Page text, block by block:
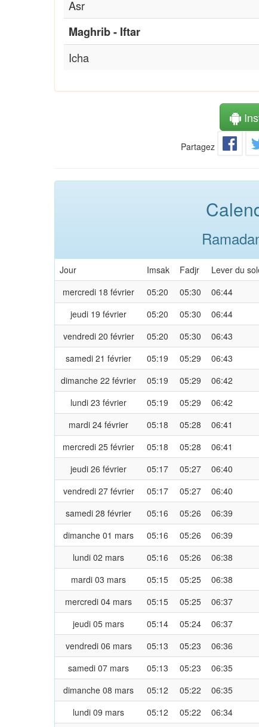
Asr
Maghrib - Iftar
Icha
Partagez
Jour Imsak Fadjr Lever du
mercredi 18 février
05:20 05:30 06:44
jeudi 19 février
05:20 05:30 06:44
vendredi 20 février
05:20 05:30 06:43
samedi 21 février
05:19 05:29 06:43
dimanche 22 février
05:19 05:29 06:42
lundi 23 février
05:19 05:29 06:42
mardi 24 février
05:18 05:28 06:41
mercredi 25 février
05:18 05:28 06:41
jeudi 26 février
05:17 05:27 06:40
vendredi 27 février
05:17 05:27 06:40
samedi 28 février
05:16 05:26 06:39
dimanche 01 mars
05:16 05:26 06:39
lundi 02 mars
05:16 05:26 06:38
mardi 03 mars
05:15 05:25 06:38
mercredi 04 mars
05:15 05:25 06:37
jeudi 05 mars
05:14 05:24 06:37
vendredi 06 mars
05:13 05:23 06:36
samedi 07 mars
05:13 05:23 06:35
dimanche 08 mars
05:12 05:22 06:35
lundi 09 mars
05:12 05:22 06:34